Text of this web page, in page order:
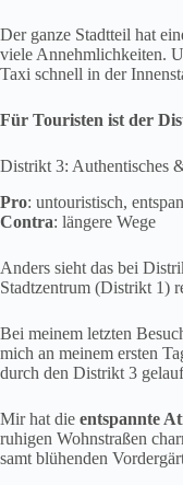
Der ganze Stadtteil hat
viele Annehmlichkeiten.
Taxi schnell in der
Für Touristen ist der
Distrikt 3: Authentisches
Pro: untouristisch,
Contra: längere Wege
Anders sieht das bei
Stadtzentrum (Distrikt 1)
Bei meinem letzten
mich an meinem ersten
durch den Distrikt 3
Mir hat die entspannte
ruhigen Wohnstraßen
samt blühenden